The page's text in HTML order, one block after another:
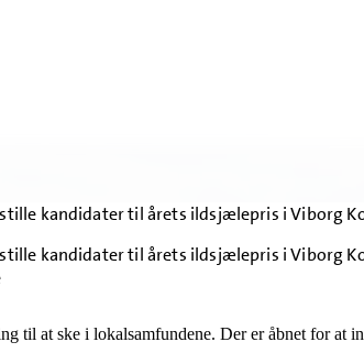
kandidater til årets ildsjælepris i Viborg
kandidater til årets ildsjælepris i Viborg
til at ske i lokalsamfundene. Der er åbnet for